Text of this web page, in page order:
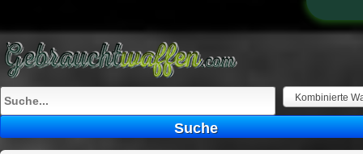
Kombinierte
Suche